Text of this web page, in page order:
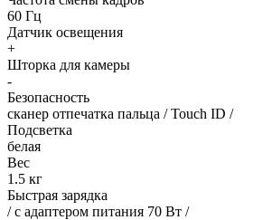
60 Гц
Датчик освещения
+
Шторка для камеры
-
Безопасность
сканер отпечатка пальца / Touch ID /
Подсветка
белая
Вес
1.5 кг
Быстрая зарядка
/ с адаптером питания 70 Вт /